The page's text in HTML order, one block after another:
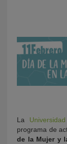
La
programa de
de la Mujer y